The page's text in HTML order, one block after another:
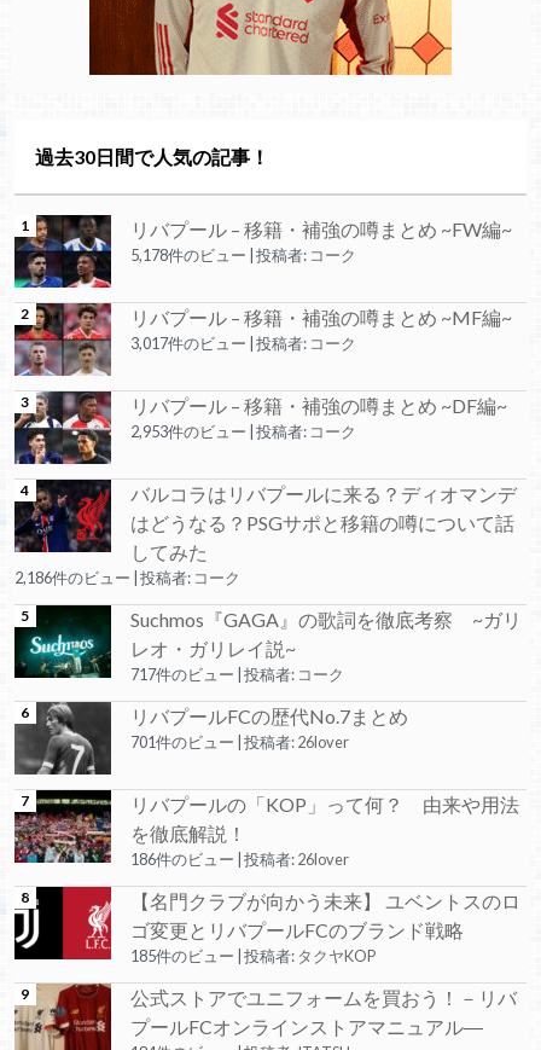
過去30日間で人気の記事！
リバプール – 移籍・補強の噂まとめ ~FW編~
5,178件のビュー 投稿者: コーク
リバプール – 移籍・補強の噂まとめ ~MF編~
3,017件のビュー 投稿者: コーク
リバプール – 移籍・補強の噂まとめ ~DF編~
2,953件のビュー 投稿者: コーク
バルコラはリバプールに来る？ディオマンデ
はどうなる？PSGサポと移籍の噂について話
してみた
2,186件のビュー 投稿者: コーク
Suchmos『GAGA』の歌詞を徹底考察 ~ガリ
レオ・ガリレイ説~
717件のビュー 投稿者: コーク
リバプールFCの歴代No.7まとめ
701件のビュー 投稿者:26lover
リバプールの「KOP」って何？ 由来や用法
を徹底解説！
186件のビュー 投稿者:26lover
【名門クラブが向かう未来】 ユベントスのロ
ゴ変更とリバプールFCのブランド戦略
185件のビュー 投稿者: タクヤKOP
公式ストアでユニフォームを買おう！－リバ
プールFCオンラインストアマニュアル―